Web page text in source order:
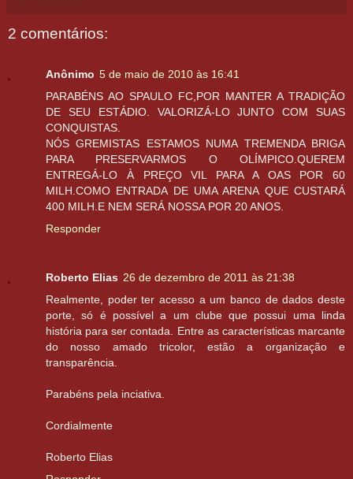
2 comentários:
Anônimo 5 de maio de 2010 às 16:41
PARABÉNS AO SPAULO FC,POR MANTER A TRADIÇÃO
DE SEU ESTÁDIO. VALORIZÁ-LO JUNTO COM SUAS
CONQUISTAS.
NÓS GREMISTAS ESTAMOS NUMA TREMENDA BRIGA
PARA PRESERVARMOS O OLÍMPICO.QUEREM
ENTREGÁ-LO À PREÇO VIL PARA A OAS POR 60
MILH.COMO ENTRADA DE UMA ARENA QUE CUSTARÁ
400 MILH.E NEM SERÁ NOSSA POR 20 ANOS.
Responder
Roberto Elias 26 de dezembro de 2011 às 21:38
Realmente, poder ter acesso a um banco de dados deste
porte, só é possível a um clube que possui uma linda
história para ser contada. Entre as características marcante
do nosso amado tricolor, estão a organização e
transparência.
Parabéns pela inciativa.
Cordialmente
Roberto Elias